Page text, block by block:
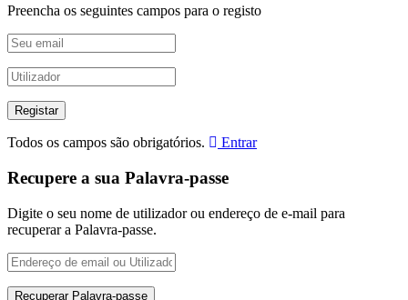
Preencha os seguintes campos para o registo
Todos os campos são obrigatórios. Entrar
Recupere a sua Palavra-passe
Digite o seu nome de utilizador ou endereço de e-mail para
recuperar a Palavra-passe.